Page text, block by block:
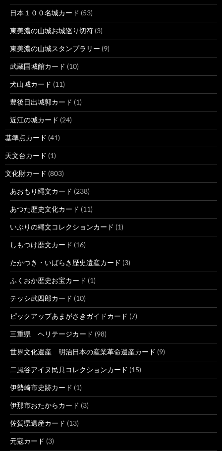
日本１００名城カード (53)
東美濃の山城お城巡り切符 (3)
東美濃の山城スタンプラリー (9)
武蔵国城館カード (10)
犬山城カード (11)
豊後日出城郭カード (1)
近江の城カード (24)
基準点カード (41)
天文台カード (1)
文化財カード (803)
あおもり縄文カード (238)
あつた歴史文化カード (11)
いぶりの縄文コレクションカード (1)
しもつけ歴文カード (16)
たかつき・いばらき歴史遺産カード (3)
ふくおか歴史お宝カード (1)
テッシ武四郎カード (10)
ピックアップあまがさきガイドカード (7)
三重県 ヘリテージカード (98)
世界文化遺産 明治日本の産業革命遺産カード (9)
二風谷アイヌ民具コレクションカード (15)
伊勢崎市史跡カード (1)
伊那市おたからカード (3)
佐賀県遺産カード (13)
元寇カード (3)